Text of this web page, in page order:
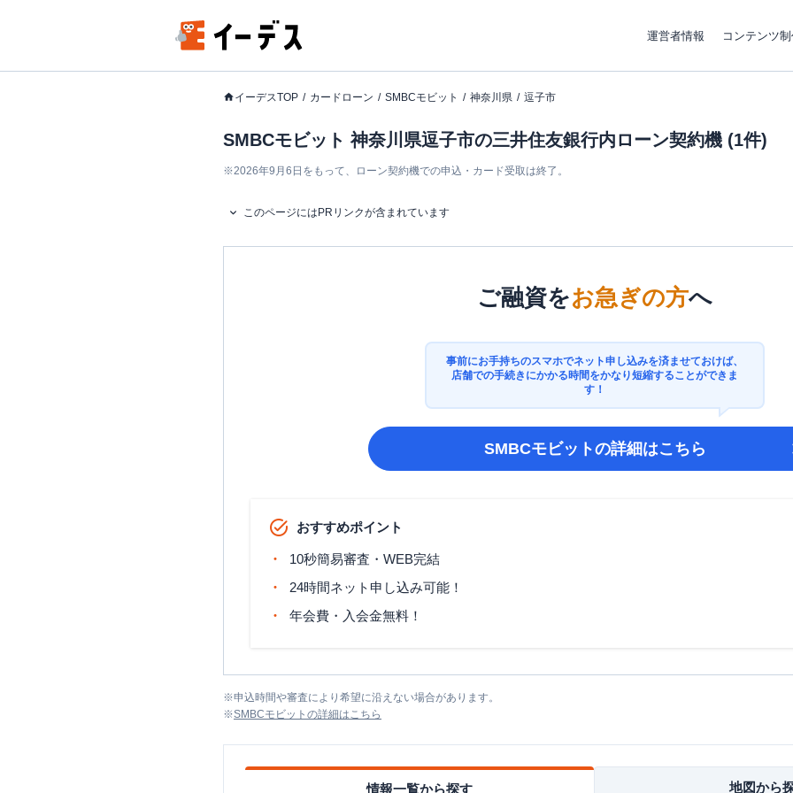
運営者情報 コンテンツ
イーデスTOP カードローン SMBCモビット 神奈川県 逗子市
SMBCモビット 神奈川県逗子市の三井住友銀行内ローン契約機 (1件)
※2026年9月6日をもって、ローン契約機での申込・カード受取は終了。
このページにはPRリンクが含まれています
ご融資をお急ぎの方へ
事前にお手持ちのスマホでネット申し込みを済ませておけば、
店舗での手続きにかかる時間をかなり短縮することができま
す！
SMBCモビットの詳細はこちら
おすすめポイント
10秒簡易審査・WEB完結
24時間ネット申し込み可能！
年会費・入会金無料！
※申込時間や審査により希望に沿えない場合があります。
※SMBCモビット の詳細はこちら
情報一覧から探す 地図から